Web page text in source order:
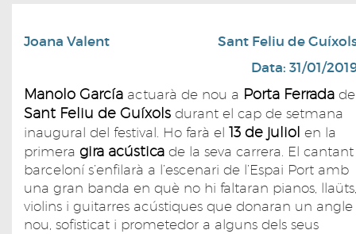
Joana Valent
Sant Feliu de
Data: 31/01/
Manolo García actuarà de nou a Porta Ferrada de
Sant Feliu de Guíxols durant el cap de setmana
inaugural del festival. Ho farà el 13 de juliol en la
primera gira acústica de la seva carrera. El cantant
barceloní s’enfilarà a l’escenari de l’Espai Port amb
una gran banda en què no hi faltaran pianos, llaüts,
violins i guitarres acústiques que donaran un angle
nou, sofisticat i prometedor a alguns dels seus